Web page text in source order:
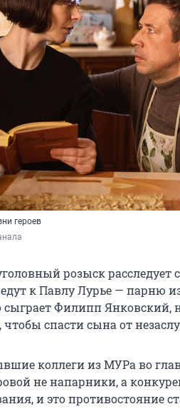
героев
розыск расследует
к Павлу Лурье — парню
сыграет Филипп Янковский,
чтобы спасти сына от
коллеги из МУРа во
не напарники, а
и это противостояние